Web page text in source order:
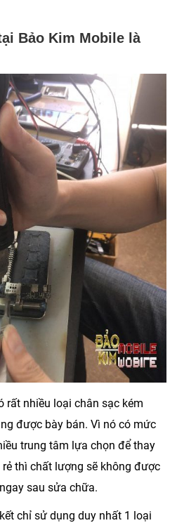
Bảo Kim Mobile là
rất nhiều loại chân sạc kém
được bày bán. Vì nó có mức
trung tâm lựa chọn để thay
thì chất lượng sẽ không được
sau sửa chữa.
chỉ sử dụng duy nhất 1 loại